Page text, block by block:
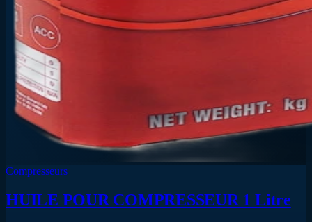
Compresseurs
HUILE POUR COMPRESSEUR 1 Litre